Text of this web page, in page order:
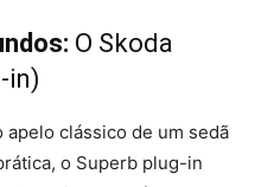
O Skoda
in)
apelo clássico de um sedã
o Superb plug-in